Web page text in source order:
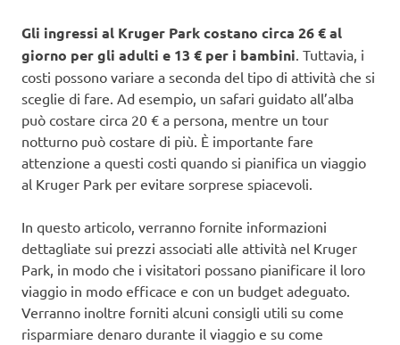
Gli ingressi al Kruger Park costano circa 26 € al
giorno per gli adulti e 13 € per i bambini. Tuttavia, i
costi possono variare a seconda del tipo di attività che si
sceglie di fare. Ad esempio, un safari guidato all’alba
può costare circa 20 € a persona, mentre un tour
notturno può costare di più. È importante fare
attenzione a questi costi quando si pianifica un viaggio
al Kruger Park per evitare sorprese spiacevoli.
In questo articolo, verranno fornite informazioni
dettagliate sui prezzi associati alle attività nel Kruger
Park, in modo che i visitatori possano pianificare il loro
viaggio in modo efficace e con un budget adeguato.
Verranno inoltre forniti alcuni consigli utili su come
risparmiare denaro durante il viaggio e su come